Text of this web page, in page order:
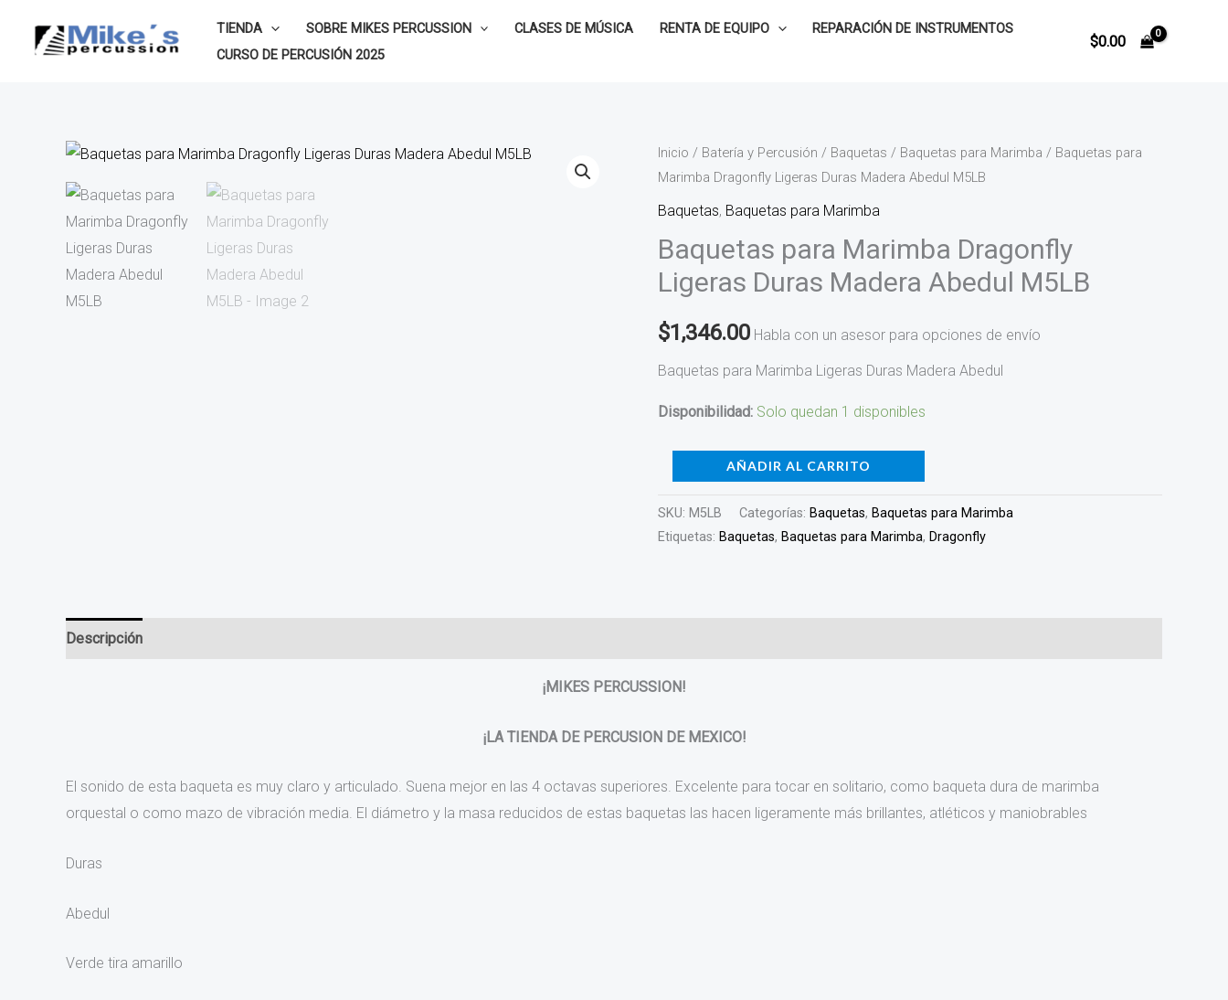
TIENDA SOBRE MIKES PERCUSSION CLASES DE MÚSICA RENTA DE EQUIPO
REPARACIÓN DE INSTRUMENTOS
CURSO DE PERCUSIÓN 2025
$0.00
Inicio / Batería y Percusión / Baquetas / Baquetas para Marimba / Baquetas para
Marimba Dragonfly Ligeras Duras Madera Abedul M5LB
Baquetas, Baquetas para Marimba
Baquetas para Marimba Dragonfly
Ligeras Duras Madera Abedul M5LB
$1,346.00 Habla con un asesor para opciones de envío
Baquetas para Marimba Ligeras Duras Madera Abedul
Disponibilidad: Solo quedan 1 disponibles
Baquetas
para
Marimba
Ligeras
Duras
Abedul
M5LB
AÑADIR AL CARRITO
SKU: M5LB Categorías: Baquetas, Baquetas para Marimba
Etiquetas: Baquetas, Baquetas para Marimba, Dragonfly
Descripción
¡MIKES PERCUSSION!
¡LA TIENDA DE PERCUSION DE MEXICO!
El sonido de esta baqueta es muy claro y articulado. Suena mejor en las 4 octavas superiores. Excelente para tocar en solitario, como baqueta dura de marimba
orquestal o como mazo de vibración media. El diámetro y la masa reducidos de estas baquetas las hacen ligeramente más brillantes, atléticos y maniobrables
Duras
Abedul
Verde tira amarillo